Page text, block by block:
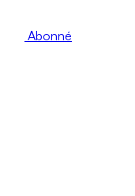
Abonné